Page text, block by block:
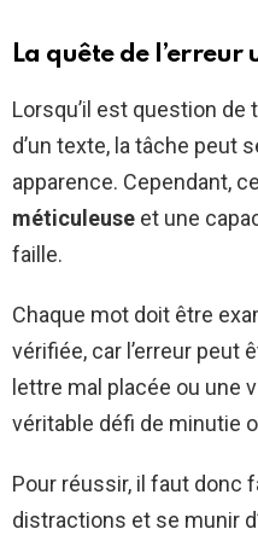
La quête de l’erreur
Lorsqu’il est question de
d’un texte, la tâche peut
apparence. Cependant,
méticuleuse et une
faille.
Chaque mot doit être
vérifiée, car l’erreur peut
lettre mal placée ou une
véritable défi de minutie
Pour réussir, il faut donc
distractions et se munir